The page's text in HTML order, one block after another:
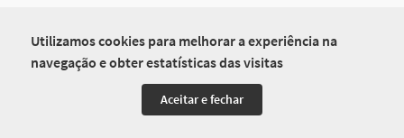
Utilizamos cookies para melhorar a experiência na
navegação e obter estatísticas das visitas
Aceitar e fechar